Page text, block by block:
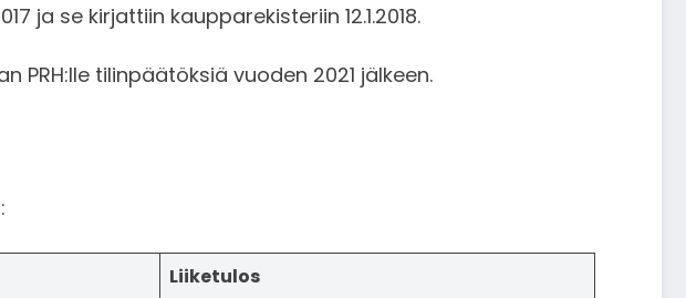
ja se kirjattiin kaupparekisteriin 12.1.2018.
tilinpäätöksiä vuoden 2021 jälkeen.
Liiketulos